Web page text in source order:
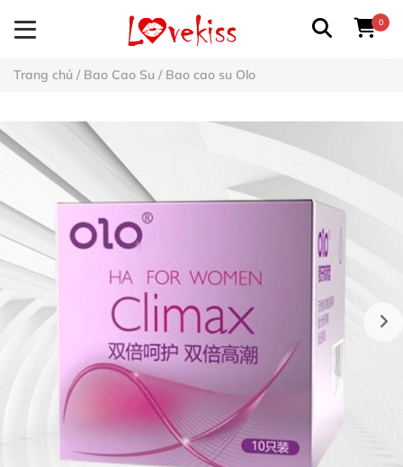
0
Trang chủ / Bao Cao Su / Bao cao su Olo